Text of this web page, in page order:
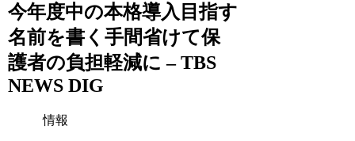
今年度中の本格導入目指す
名前を書く手間省けて保
護者の負担軽減に – TBS
NEWS DIG
情報